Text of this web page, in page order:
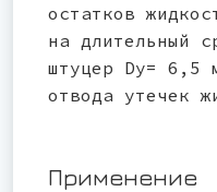
остатков
на длительный
штуцер Dу= 6,5
отвода утечек
Применение